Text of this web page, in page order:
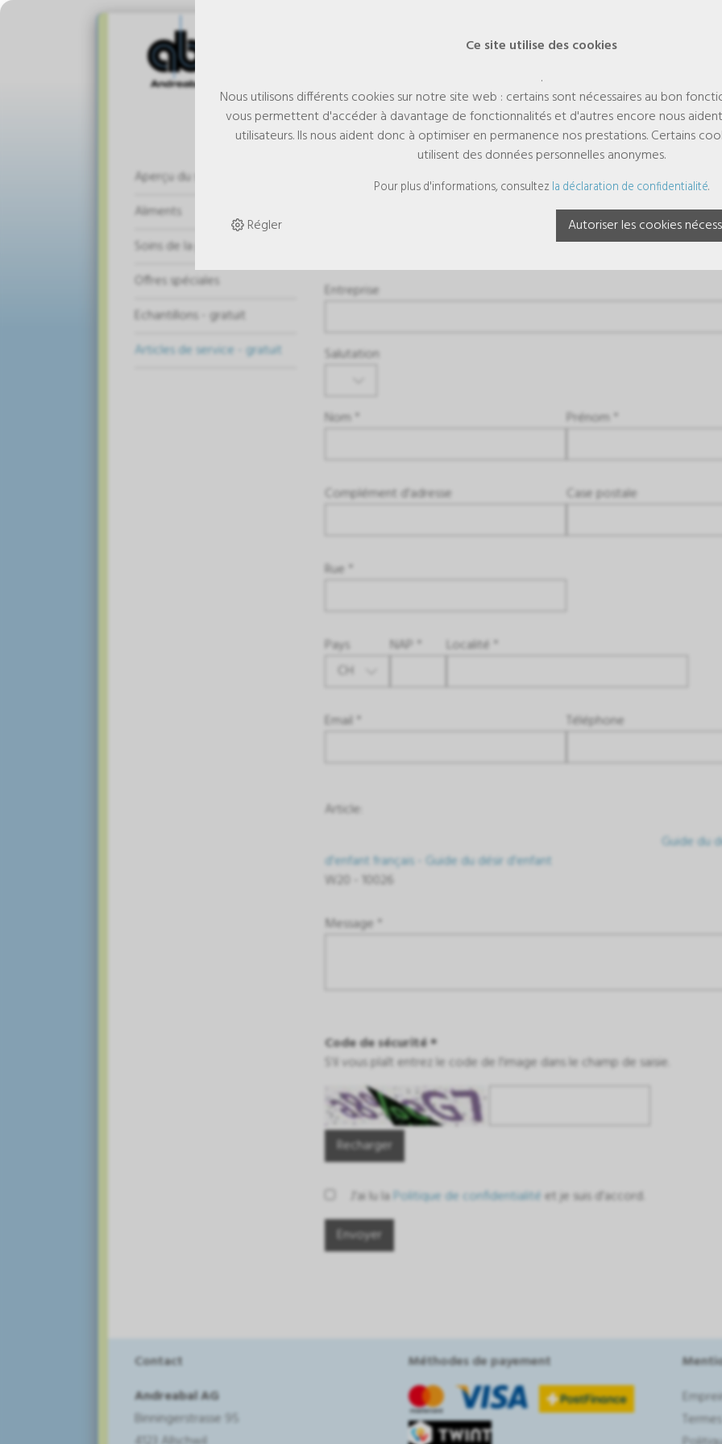
Aperçu du shop
Aliments
Soins de la peau
Offres spéciales
Echantillons - gratuit
Articles de service - gratuit
Demande
La livraison s'effectue uniquement en Suisse et dans la Principauté de
Entreprise
Salutation
Nom * Prénom *
Complément d'adresse Case postale
Rue *
Pays
CH
NAP * Localité *
Email * Téléphone
Article:
Guide du
d'enfant français - Guide du désir d'enfant
W20 - 10026
Message *
Code de sécurité *
S'il vous plaît entrez le code de l'image dans le champ de saisie.
Recharger
J'ai lu laPolitique de confidentialitéet je suis d'accord.
Contact
Andreabal AG
Binningerstrasse 95
Méthodes de payement
Ce site utilise des cookies
.
Nous utilisons différents cookies sur notre site web : certains sont nécessaires au bon
vous permettent d'accéder à davantage de fonctionnalités et d'autres encore nous
utilisateurs. Ils nous aident donc à optimiser en permanence nos prestations. Certains
utilisent des données personnelles anonymes.
Pour plus d'informations, consultezla déclaration de confidentialité.
Régler Autoriser les cookies